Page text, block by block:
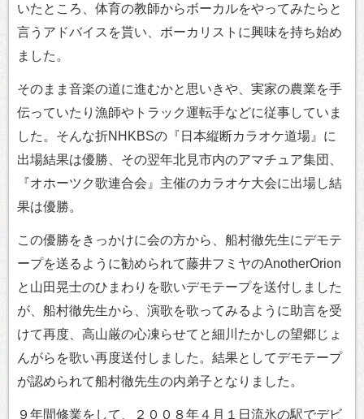
いたところ、体育の教師からボーカルをやってみたらと
言うアドバイスを貰い、ボーカリストに興味を持ち始め
ました。
そのまま音楽の道に進むかと思いきや、実家の農業を手
伝っていたり漁師やトラック運転手などに従事していま
した。そんな折NHKBSの『日本縦断カラオケ道場』に
出場結果は優勝、その翌年北見市内のアマチュア集団、
『オホーツク歌連合会』主催のカラオケ大会に出場し結
果は優勝。
この優勝をきっかけに会の方から、船村徹先生にデモテ
ープを送るように勧められて藤井フミヤのAnotherOrion
と山田晃士のひまわりを歌いデモテープを送付しました
が、船村徹先生から、演歌を歌ってみるように助言を受
けて再度、高山厳の心凍らせてと細川たかしの望郷じょ
んがらを歌い再度送付しました。結果としてデモテープ
が認められて船村徹先生の内弟子となりました。
９年間修業をして、２００８年４月１日流氷の駅でデビ